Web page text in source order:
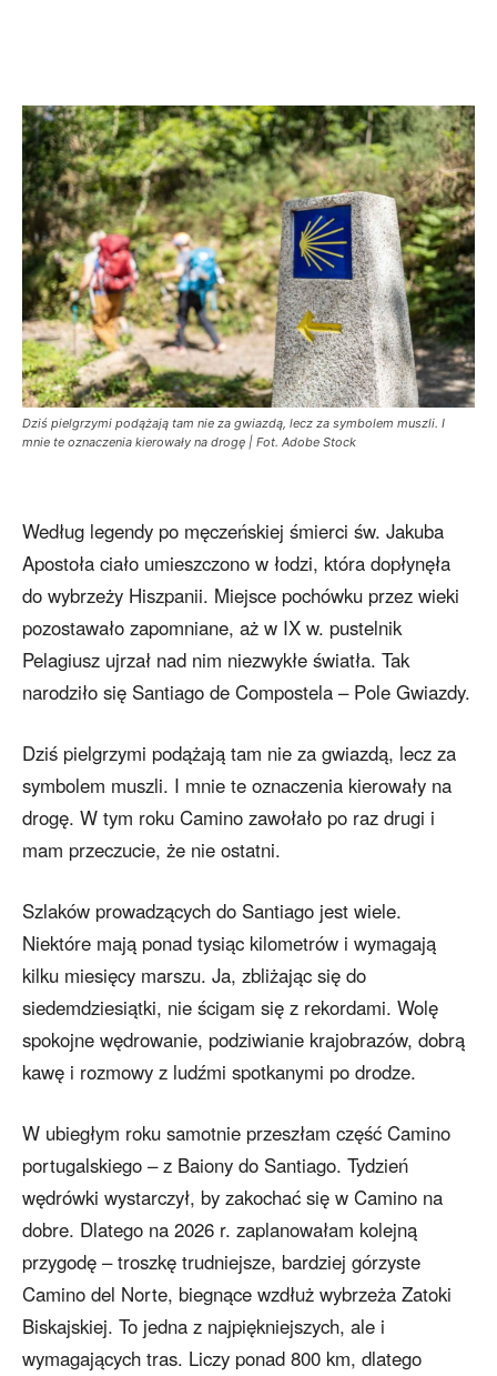
Dziś pielgrzymi podążają tam nie za gwiazdą, lecz za symbolem muszli. I
mnie te oznaczenia kierowały na drogę | Fot. Adobe Stock
Według legendy po męczeńskiej śmierci św. Jakuba
Apostoła ciało umieszczono w łodzi, która dopłynęła
do wybrzeży Hiszpanii. Miejsce pochówku przez wieki
pozostawało zapomniane, aż w IX w. pustelnik
Pelagiusz ujrzał nad nim niezwykłe światła. Tak
narodziło się Santiago de Compostela – Pole Gwiazdy.
Dziś pielgrzymi podążają tam nie za gwiazdą, lecz za
symbolem muszli. I mnie te oznaczenia kierowały na
drogę. W tym roku Camino zawołało po raz drugi i
mam przeczucie, że nie ostatni.
Szlaków prowadzących do Santiago jest wiele.
Niektóre mają ponad tysiąc kilometrów i wymagają
kilku miesięcy marszu. Ja, zbliżając się do
siedemdziesiątki, nie ścigam się z rekordami. Wolę
spokojne wędrowanie, podziwianie krajobrazów, dobrą
kawę i rozmowy z ludźmi spotkanymi po drodze.
W ubiegłym roku samotnie przeszłam część Camino
portugalskiego – z Baiony do Santiago. Tydzień
wędrówki wystarczył, by zakochać się w Camino na
dobre. Dlatego na 2026 r. zaplanowałam kolejną
przygodę – troszkę trudniejsze, bardziej górzyste
Camino del Norte, biegnące wzdłuż wybrzeża Zatoki
Biskajskiej. To jedna z najpiękniejszych, ale i
wymagających tras. Liczy ponad 800 km, dlatego